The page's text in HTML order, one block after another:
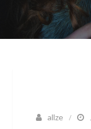
allze